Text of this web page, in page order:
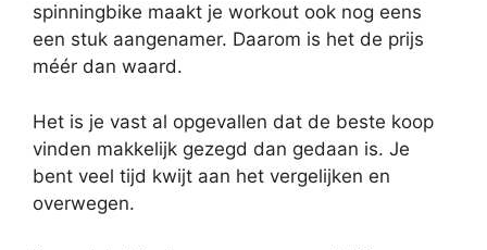
spinningbike maakt je workout ook nog eens
een stuk aangenamer. Daarom is het de prijs
méér dan waard.
Het is je vast al opgevallen dat de beste koop
vinden makkelijk gezegd dan gedaan is. Je
bent veel tijd kwijt aan het vergelijken en
overwegen.